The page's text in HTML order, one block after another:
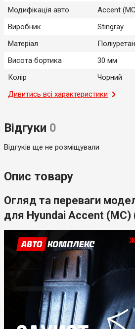
Модифікація авто
Accent
Виробник
Stingray
Матеріал
Поліуретан
Висота бортика
30 мм
Колір
Чорний
Місце застосування
Салон
Країна-виробник
Дивитись всі характеристики
Відгуки 0
Відгуків ще не розміщували
Опис товару
Огляд та переваги
для Hyundai Accent